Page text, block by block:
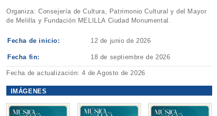
Organiza: Consejería de Cultura, Patrimonio Cultural y del Mayor
de Melilla y Fundación MELILLA Ciudad Monumental.
Fecha de inicio: 12 de junio de 2026
Fecha fin: 18 de septiembre de 2026
Fecha de actualización: 4 de Agosto de 2026
IMÁGENES